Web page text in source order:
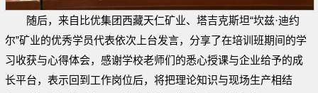
随后，来自比优集团西藏天仁矿业、塔吉克斯坦“坎兹·迪约
尔”矿业的优秀学员代表依次上台发言，分享了在培训班期间的学
习收获与心得体会，感谢学校老师们的悉心授课与企业给予的成
长平台，表示回到工作岗位后，将把理论知识与现场生产相结